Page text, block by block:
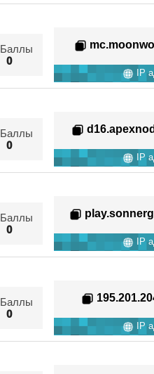
Баллы
0
IP
Баллы
0
IP
Баллы
0
IP
Баллы
0
IP